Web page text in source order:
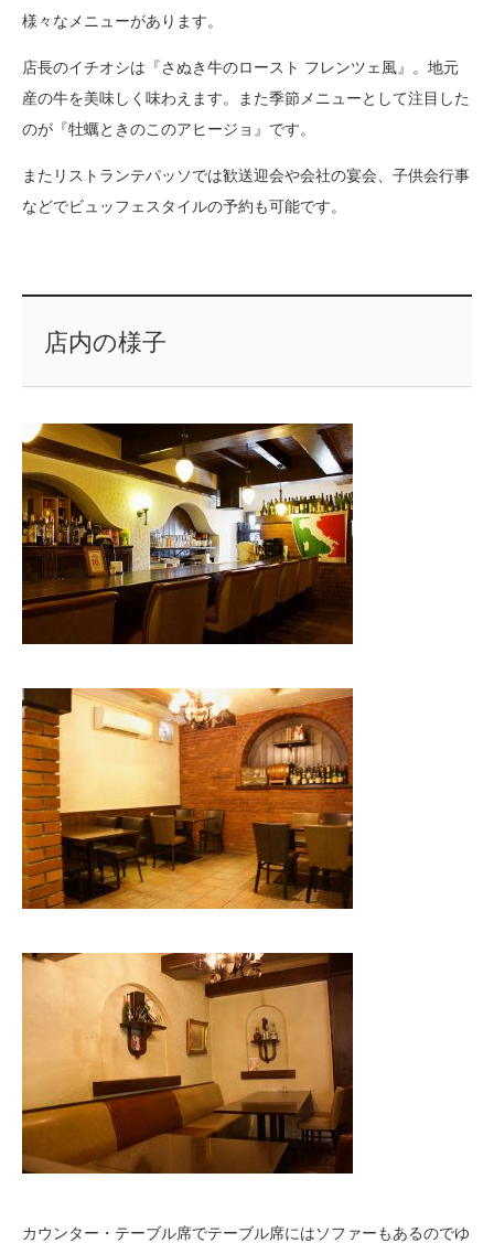
様々なメニューがあります。
店長のイチオシは『さぬき牛のロースト フレンツェ風』。地元
産の牛を美味しく味わえます。また季節メニューとして注目した
のが『牡蠣ときのこのアヒージョ』です。
またリストランテパッソでは歓送迎会や会社の宴会、子供会行事
などでビュッフェスタイルの予約も可能です。
店内の様子
カウンター・テーブル席でテーブル席にはソファーもあるのでゆ